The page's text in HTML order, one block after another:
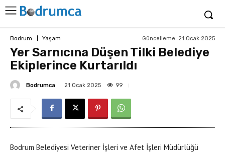
Bodrum Yaşam Güncelleme: 21 Ocak 2025
Yer Sarnıcına Düşen Tilki Belediye
Ekiplerince Kurtarıldı
Bodrumca 21 Ocak 2025 99
Bodrum Belediyesi Veteriner İşleri ve Afet İşleri Müdürlüğü